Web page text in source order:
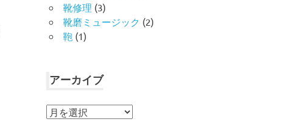
靴修理 (3)
靴磨ミュージック (2)
鞄 (1)
アーカイブ
ア